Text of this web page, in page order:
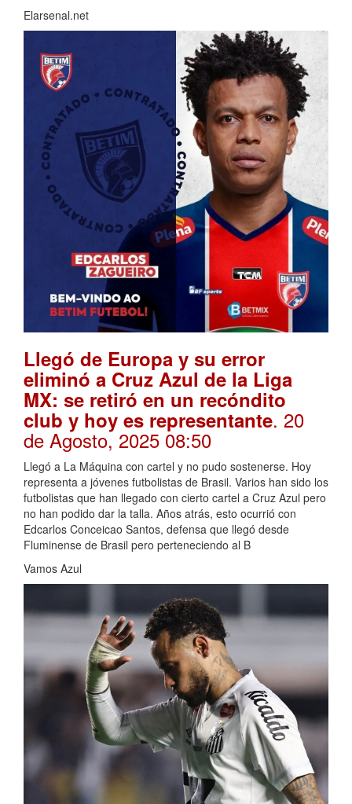
Elarsenal.net
Llegó de Europa y su error
eliminó a Cruz Azul de la Liga
MX: se retiró en un recóndito
club y hoy es representante. 20
de Agosto, 2025 08:50
Llegó a La Máquina con cartel y no pudo sostenerse. Hoy
representa a jóvenes futbolistas de Brasil. Varios han sido los
futbolistas que han llegado con cierto cartel a Cruz Azul pero
no han podido dar la talla. Años atrás, esto ocurrió con
Edcarlos Conceicao Santos, defensa que llegó desde
Fluminense de Brasil pero perteneciendo al B
Vamos Azul